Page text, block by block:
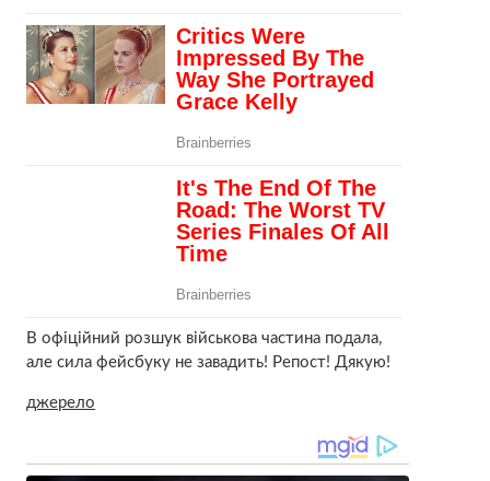
В офіційний розшук військова частина подала,
але сила фейсбуку не завадить! Репост! Дякую!
джерело